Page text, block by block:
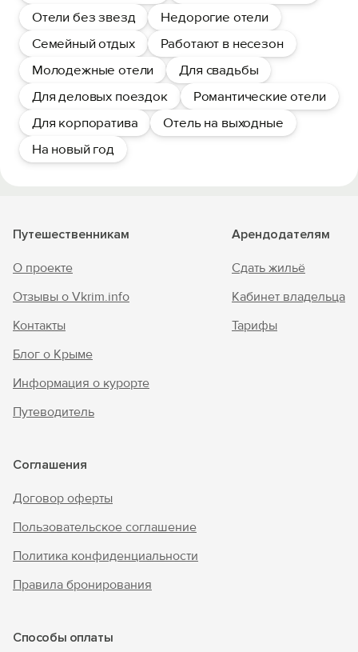
Отели без звезд
Недорогие отели
Семейный отдых
Работают в несезон
Молодежные отели
Для свадьбы
Для деловых поездок
Романтические отели
Для корпоратива
Отель на выходные
На новый год
Путешественникам
О проекте
Отзывы о Vkrim.info
Контакты
Блог о Крыме
Информация о курорте
Путеводитель
Арендодателям
Сдать жильё
Кабинет владельца
Тарифы
Соглашения
Договор оферты
Пользовательское соглашение
Политика конфиденциальности
Правила бронирования
Способы оплаты